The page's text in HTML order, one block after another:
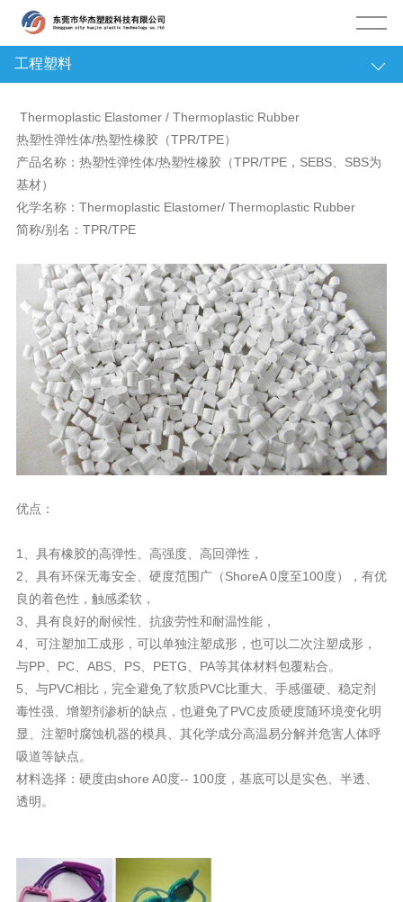
工程塑料
公司简介
环境展示
企业荣誉
Thermoplastic Elastomer / Thermoplastic Rubber
热塑性弹性体/热塑性橡胶（TPR/TPE）
产品名称：热塑性弹性体/热塑性橡胶（TPR/TPE，SEBS、SBS为
基材）
化学名称：Thermoplastic Elastomer/ Thermoplastic Rubber
简称/别名：TPR/TPE
优点：
1、具有橡胶的高弹性、高强度、高回弹性，
2、具有环保无毒安全、硬度范围广（ShoreA 0度至100度），有优
良的着色性，触感柔软，
3、具有良好的耐候性、抗疲劳性和耐温性能，
4、可注塑加工成形，可以单独注塑成形，也可以二次注塑成形，
与PP、PC、ABS、PS、PETG、PA等其体材料包覆粘合。
5、与PVC相比，完全避免了软质PVC比重大、手感僵硬、稳定剂
毒性强、增塑剂渗析的缺点，也避免了PVC皮质硬度随环境变化明
显、注塑时腐蚀机器的模具、其化学成分高温易分解并危害人体呼
吸道等缺点。
材料选择：硬度由shore A0度-- 100度，基底可以是实色、半透、
透明。